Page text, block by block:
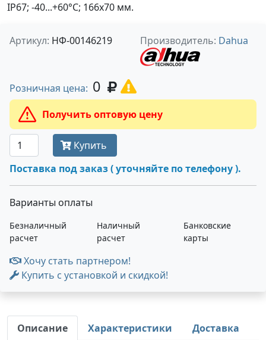
IP67; -40...+60°C; 166х70 мм.
Артикул: НФ-00146219 Производитель: Dahua
Розничная цена: 0
Получить оптовую цену
Купить
Поставка под заказ ( уточняйте по телефону ).
Варианты оплаты
Безналичный
расчет
Наличный
расчет
Банковские
карты
Хочу стать партнером!
Купить с установкой и скидкой!
Описание Характеристики Доставка